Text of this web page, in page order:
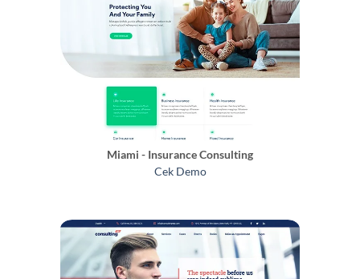
Miami - Insurance Consulting
Cek Demo